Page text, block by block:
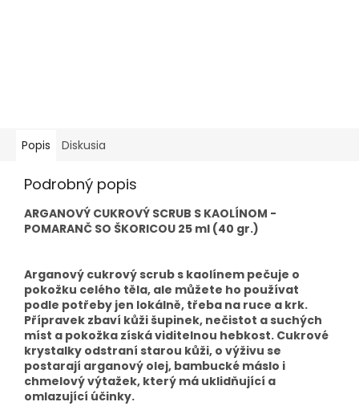
Popis Diskusia
Podrobný popis
ARGANOVÝ CUKROVÝ SCRUB S KAOLÍNOM -
POMARANČ SO ŠKORICOU 25 ml (40 gr.)
Arganový cukrový scrub s kaolínem pečuje o
pokožku celého těla, ale můžete ho používat
podle potřeby jen lokálně, třeba na ruce a krk.
Přípravek zbaví kůži šupinek, nečistot a suchých
míst a pokožka získá viditelnou hebkost. Cukrové
krystalky odstraní starou kůži, o výživu se
postarají arganový olej, bambucké máslo i
chmelový výtažek, který má uklidňující a
omlazující účinky.